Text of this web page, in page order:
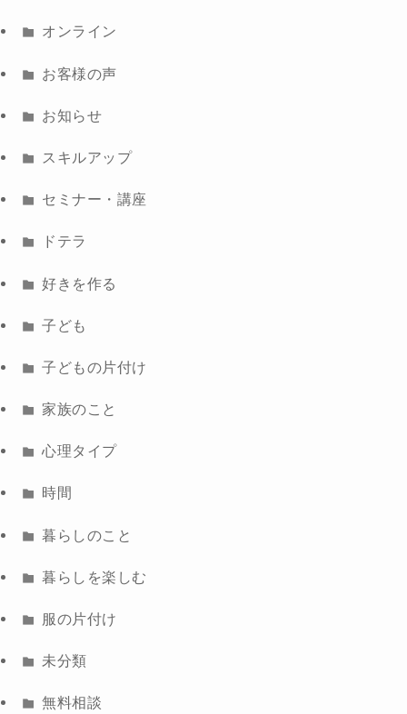
オンライン
お客様の声
お知らせ
スキルアップ
セミナー・講座
ドテラ
好きを作る
子ども
子どもの片付け
家族のこと
心理タイプ
時間
暮らしのこと
暮らしを楽しむ
服の片付け
未分類
無料相談